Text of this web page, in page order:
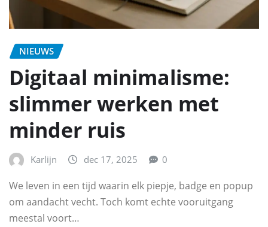
NIEUWS
Digitaal minimalisme:
slimmer werken met
minder ruis
Karlijn dec 17, 2025 0
We leven in een tijd waarin elk piepje, badge en popup
om aandacht vecht. Toch komt echte vooruitgang
meestal voort…